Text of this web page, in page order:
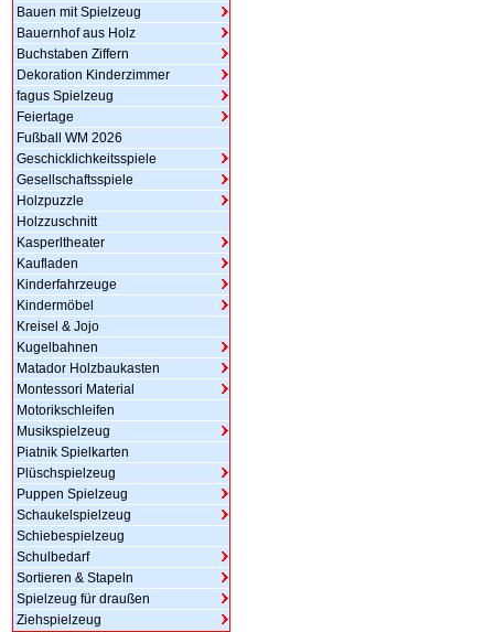
Bauen mit Spielzeug
Bauernhof aus Holz
Buchstaben Ziffern
Dekoration Kinderzimmer
fagus Spielzeug
Feiertage
Fußball WM 2026
Geschicklichkeitsspiele
Gesellschaftsspiele
Holzpuzzle
Holzzuschnitt
Kasperltheater
Kaufladen
Kinderfahrzeuge
Kindermöbel
Kreisel & Jojo
Kugelbahnen
Matador Holzbaukasten
Montessori Material
Motorikschleifen
Musikspielzeug
Piatnik Spielkarten
Plüschspielzeug
Puppen Spielzeug
Schaukelspielzeug
Schiebespielzeug
Schulbedarf
Sortieren & Stapeln
Spielzeug für draußen
Ziehspielzeug